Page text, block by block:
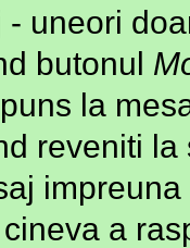
uneori
butonul
la
reveniti
a